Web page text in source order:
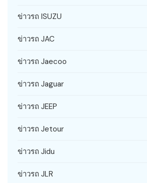
ข่าวรถ ISUZU
ข่าวรถ JAC
ข่าวรถ Jaecoo
ข่าวรถ Jaguar
ข่าวรถ JEEP
ข่าวรถ Jetour
ข่าวรถ Jidu
ข่าวรถ JLR